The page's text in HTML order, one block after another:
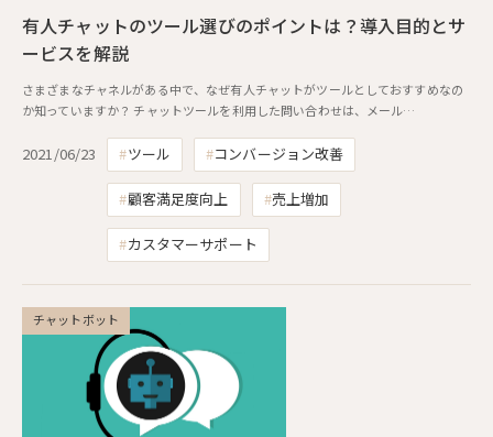
有人チャットのツール選びのポイントは？導入目的とサ
ービスを解説
さまざまなチャネルがある中で、なぜ有人チャットがツールとしておすすめなの
か知っていますか？ チャットツールを利用した問い合わせは、メール…
2021/06/23 ツール コンバージョン改善
顧客満足度向上 売上増加
カスタマーサポート
チャットボット